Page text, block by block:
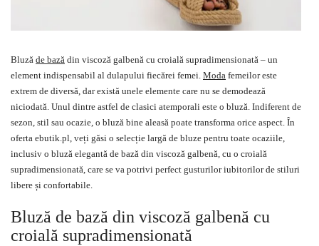
Bluză de bază din viscoză galbenă cu croială supradimensionată – un
element indispensabil al dulapului fiecărei femei. Moda femeilor este
extrem de diversă, dar există unele elemente care nu se demodează
niciodată. Unul dintre astfel de clasici atemporali este o bluză. Indiferent de
sezon, stil sau ocazie, o bluză bine aleasă poate transforma orice aspect. În
oferta ebutik.pl, veți găsi o selecție largă de bluze pentru toate ocaziile,
inclusiv o bluză elegantă de bază din viscoză galbenă, cu o croială
supradimensionată, care se va potrivi perfect gusturilor iubitorilor de stiluri
libere și confortabile.
Bluză de bază din viscoză galbenă cu
croială supradimensionată